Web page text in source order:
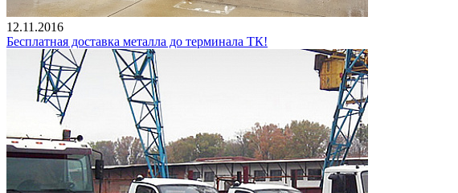
12.11.2016
Бесплатная доставка металла до терминала ТК!